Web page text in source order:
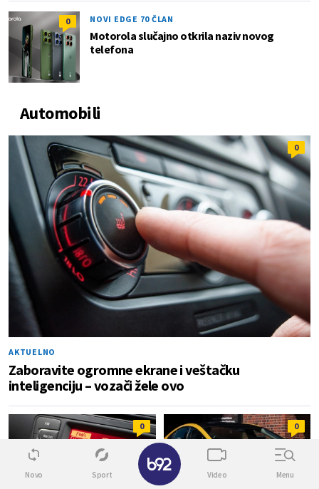
0 NOVI EDGE 70 ČLAN
Motorola slučajno otkrila naziv novog
telefona
Automobili
0
AKTUELNO
Zaboravite ogromne ekrane i veštačku
inteligenciju – vozači žele ovo
0 0
Novo Sport Video Menu